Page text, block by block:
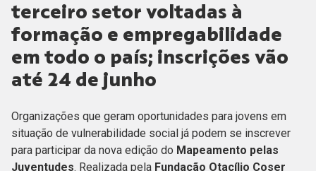
terceiro setor voltadas à
formação e empregabilidade
em todo o país; inscrições vão
até 24 de junho
Organizações que geram oportunidades para jovens em
situação de vulnerabilidade social já podem se inscrever
para participar da nova edição do Mapeamento pelas
Juventudes. Realizada pela Fundação Otacílio Coser